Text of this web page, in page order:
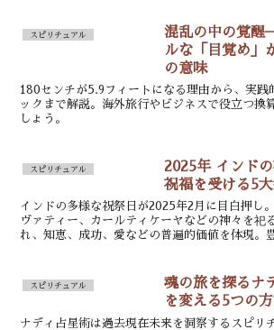
スピリチュアル
混乱の中の覚
ルな「目覚め」
の意味
180センチが5.9フィートになる理由から、実践
ックまで解説。海外旅行やビジネスで役立つ換
しょう。
スピリチュアル
2025年 インド
祝福を受ける5大
インドの多様な祝祭日が2025年2月に目白押し
ヴァティー、カールティケーヤなどの神々を祀
れ、知恵、成功、愛などの普遍的価値を体現。
スピリチュアル
魂の旅を探るナ
を変える5つの
ナディ占星術は過去現在未来を洞察するスピリ